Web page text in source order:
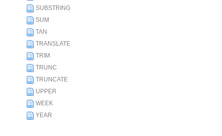
SUBSTRING
SUM
TAN
TRANSLATE
TRIM
TRUNC
TRUNCATE
UPPER
WEEK
YEAR